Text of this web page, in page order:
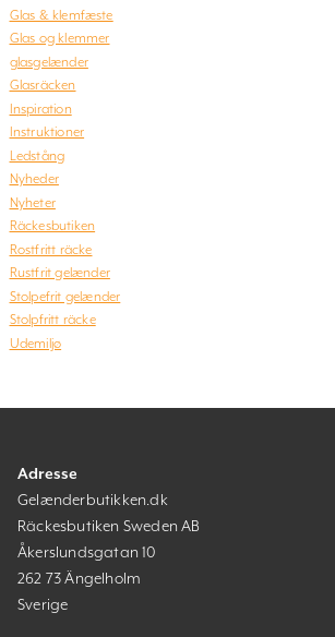
Glas & klemfæste
Glas og klemmer
glasgelænder
Glasräcken
Inspiration
Instruktioner
Ledstång
Nyheder
Nyheter
Räckesbutiken
Rostfritt räcke
Rustfrit gelænder
Stolpefrit gelænder
Stolpfritt räcke
Udemiljø
Adresse
Gelænderbutikken.dk
Räckesbutiken Sweden AB
Åkerslundsgatan 10
262 73 Ängelholm
Sverige